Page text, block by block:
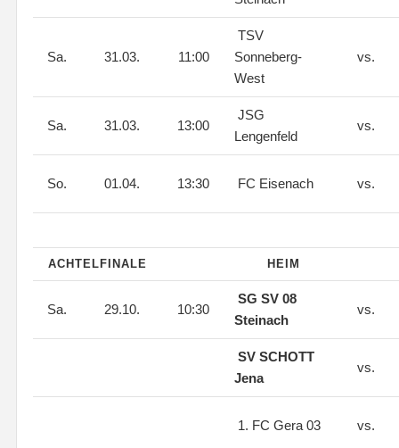
Sa. 31.03. 11:00
TSV
Sonneberg-
West
vs.
Sa. 31.03. 13:00
JSG
Lengenfeld
vs.
So. 01.04. 13:30 FC Eisenach vs.
ACHTELFINALE HEIM
Sa. 29.10. 10:30
SG SV 08
Steinach
vs.
SV SCHOTT
Jena
vs.
1. FC Gera 03 vs.